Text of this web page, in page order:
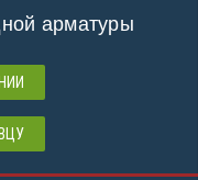
арматуры